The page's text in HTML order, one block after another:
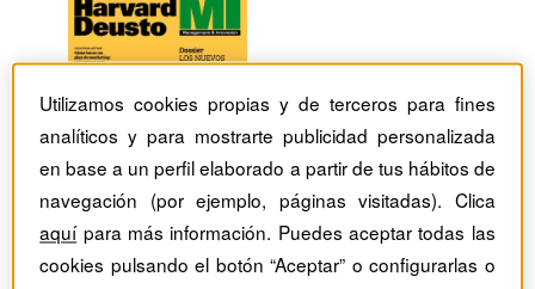
Utilizamos cookies propias y de terceros para fines
analíticos y para mostrarte publicidad personalizada
en base a un perfil elaborado a partir de tus hábitos de
navegación (por ejemplo, páginas visitadas). Clica
aquípara más información. Puedes aceptar todas las
cookies pulsando el botón “Aceptar” o configurarlas o